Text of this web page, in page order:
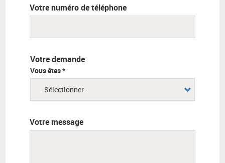
Votre numéro de téléphone
Votre demande
Vous êtes *
Votre message